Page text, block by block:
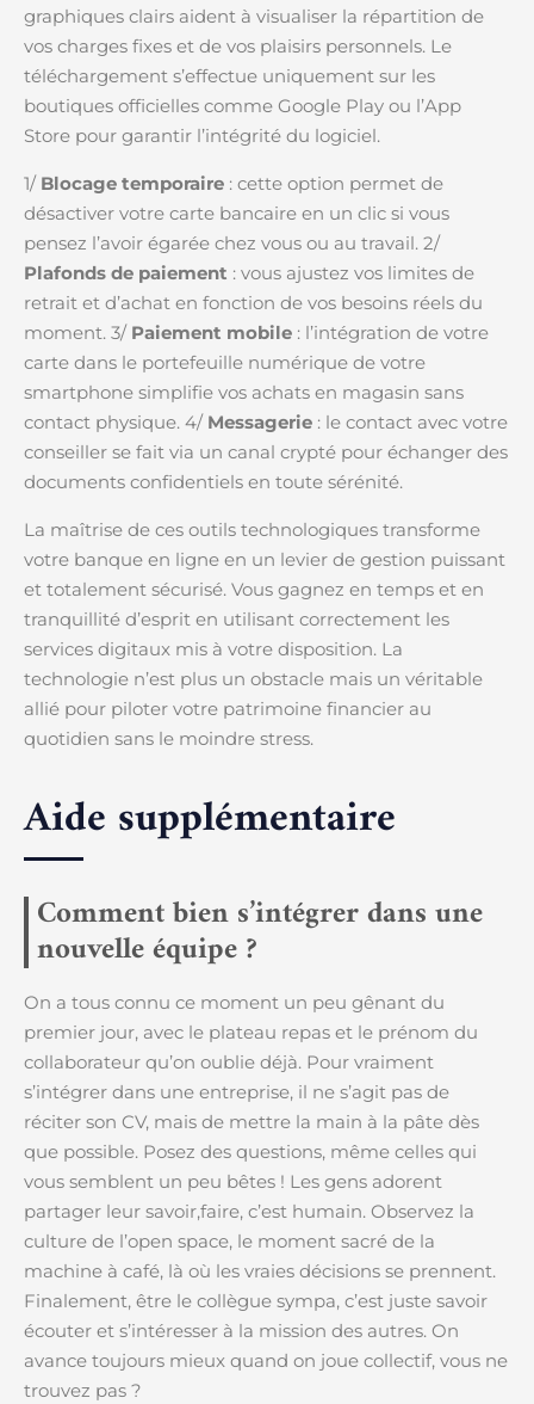
graphiques clairs aident à visualiser la répartition de
vos charges fixes et de vos plaisirs personnels. Le
téléchargement s’effectue uniquement sur les
boutiques officielles comme Google Play ou l’App
Store pour garantir l’intégrité du logiciel.
1/ Blocage temporaire : cette option permet de
désactiver votre carte bancaire en un clic si vous
pensez l’avoir égarée chez vous ou au travail. 2/
Plafonds de paiement : vous ajustez vos limites de
retrait et d’achat en fonction de vos besoins réels du
moment. 3/ Paiement mobile : l’intégration de votre
carte dans le portefeuille numérique de votre
smartphone simplifie vos achats en magasin sans
contact physique. 4/ Messagerie : le contact avec votre
conseiller se fait via un canal crypté pour échanger des
documents confidentiels en toute sérénité.
La maîtrise de ces outils technologiques transforme
votre banque en ligne en un levier de gestion puissant
et totalement sécurisé. Vous gagnez en temps et en
tranquillité d’esprit en utilisant correctement les
services digitaux mis à votre disposition. La
technologie n’est plus un obstacle mais un véritable
allié pour piloter votre patrimoine financier au
quotidien sans le moindre stress.
Aide supplémentaire
Comment bien s’intégrer dans une
nouvelle équipe ?
On a tous connu ce moment un peu gênant du
premier jour, avec le plateau repas et le prénom du
collaborateur qu’on oublie déjà. Pour vraiment
s’intégrer dans une entreprise, il ne s’agit pas de
réciter son CV, mais de mettre la main à la pâte dès
que possible. Posez des questions, même celles qui
vous semblent un peu bêtes ! Les gens adorent
partager leur savoir,faire, c’est humain. Observez la
culture de l’open space, le moment sacré de la
machine à café, là où les vraies décisions se prennent.
Finalement, être le collègue sympa, c’est juste savoir
écouter et s’intéresser à la mission des autres. On
avance toujours mieux quand on joue collectif, vous ne
trouvez pas ?